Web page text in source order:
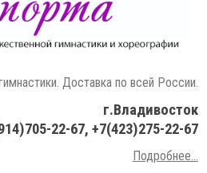
Доставка по всей России.
г.Владивосток
22-67, +7(423)275-22-67
Подробнее...